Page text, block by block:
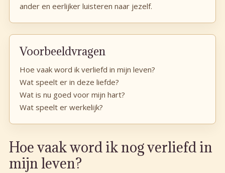
ander en eerlijker luisteren naar jezelf.
Voorbeeldvragen
Hoe vaak word ik verliefd in mijn leven?
Wat speelt er in deze liefde?
Wat is nu goed voor mijn hart?
Wat speelt er werkelijk?
Hoe vaak word ik nog verliefd in
mijn leven?